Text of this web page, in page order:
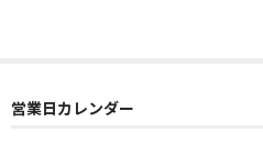
営業日カレンダー